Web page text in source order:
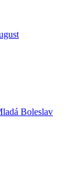
Boleslav